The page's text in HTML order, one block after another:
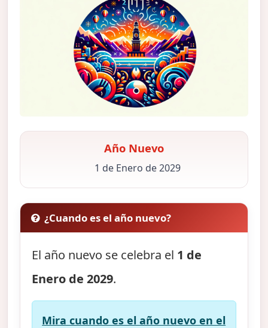
Año Nuevo
1 de Enero de 2029
¿Cuando es el año nuevo?
El año nuevo se celebra el 1 de
Enero de 2029.
Mira cuando es el año nuevo en el